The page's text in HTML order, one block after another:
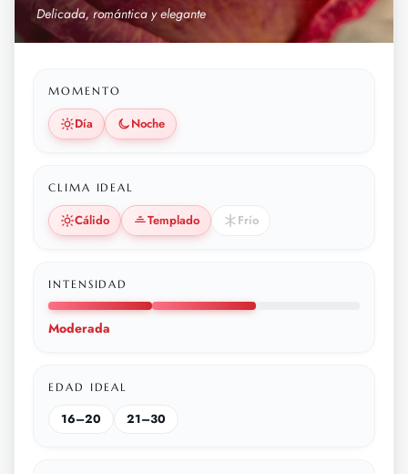
Delicada, romántica y elegante
MOMENTO
Día Noche
CLIMA IDEAL
Cálido Templado Frío
INTENSIDAD
Moderada
EDAD IDEAL
16–20 21–30